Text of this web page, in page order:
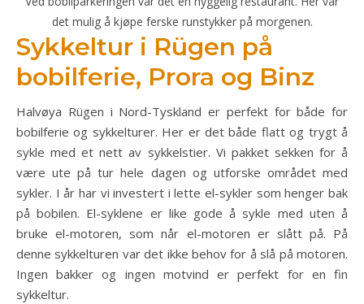
det mulig å kjøpe ferske runstykker på morgenen.
Sykkeltur i Rügen på
bobilferie, Prora og Binz
Halvøya Rügen i Nord-Tyskland er perfekt for både for
bobilferie og sykkelturer. Her er det både flatt og trygt å
sykle med et nett av sykkelstier. Vi pakket sekken for å
være ute på tur hele dagen og utforske området med
sykler. I år har vi investert i lette el-sykler som henger bak
på bobilen. El-syklene er like gode å sykle med uten å
bruke el-motoren, som når el-motoren er slått på. På
denne sykkelturen var det ikke behov for å slå på motoren.
Ingen bakker og ingen motvind er perfekt for en fin
sykkeltur.